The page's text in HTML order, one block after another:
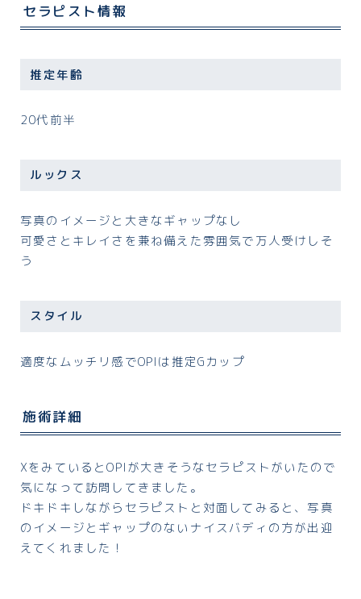
セラピスト情報
推定年齢
20代前半
ルックス
写真のイメージと大きなギャップなし
可愛さとキレイさを兼ね備えた雰囲気で万人受けしそ
う
スタイル
適度なムッチリ感でOPIは推定Gカップ
施術詳細
XをみているとOPIが大きそうなセラピストがいたので
気になって訪問してきました。
ドキドキしながらセラピストと対面してみると、写真
のイメージとギャップのないナイスバディの方が出迎
えてくれました！